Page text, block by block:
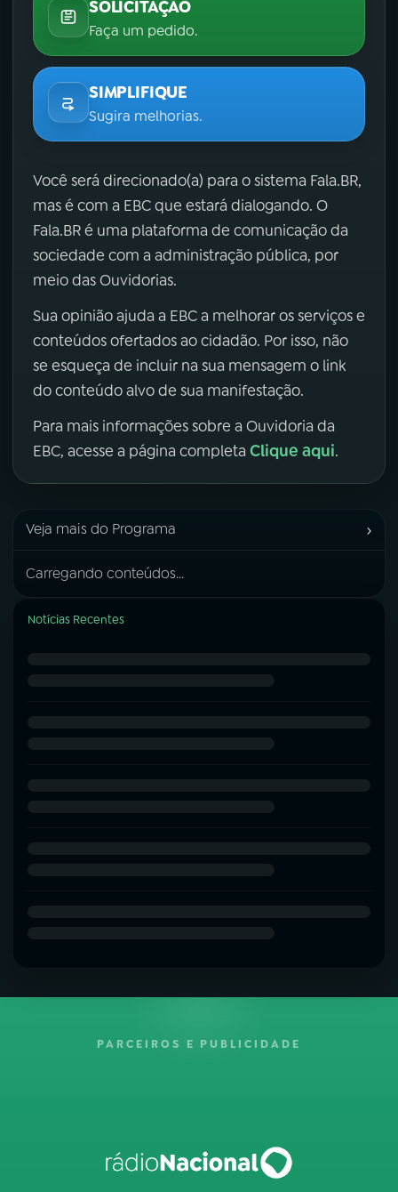
SOLICITAÇÃO
Faça um pedido.
SIMPLIFIQUE
Sugira melhorias.
Você será direcionado(a) para o sistema Fala.BR,
mas é com a EBC que estará dialogando. O
Fala.BR é uma plataforma de comunicação da
sociedade com a administração pública, por
meio das Ouvidorias.
Sua opinião ajuda a EBC a melhorar os serviços e
conteúdos ofertados ao cidadão. Por isso, não
se esqueça de incluir na sua mensagem o link
do conteúdo alvo de sua manifestação.
Para mais informações sobre a Ouvidoria da
EBC, acesse a página completa Clique aqui.
Veja mais do Programa ›
Carregando conteúdos...
Notícias Recentes
PARCEIROS E PUBLICIDADE